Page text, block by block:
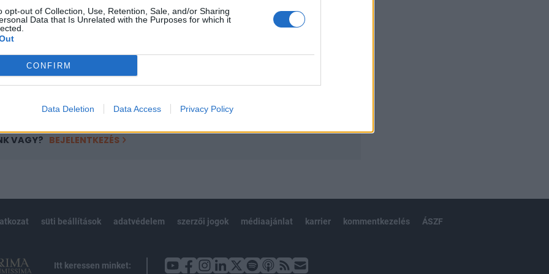
opt-out of Collection, Use, Retention, Sale, and/or Sharing
Data that Is Unrelated with the Purposes for which it
CONFIRM
Data Deletion Data Access Privacy Policy
tartalmazza:
cikkarchívum
VAGY? BEJELENTKEZÉS
süti beállítások adatvédelem szerzői jogok médiaajánlat karrier kommentkezelés ÁSZF
Itt keressen minket: